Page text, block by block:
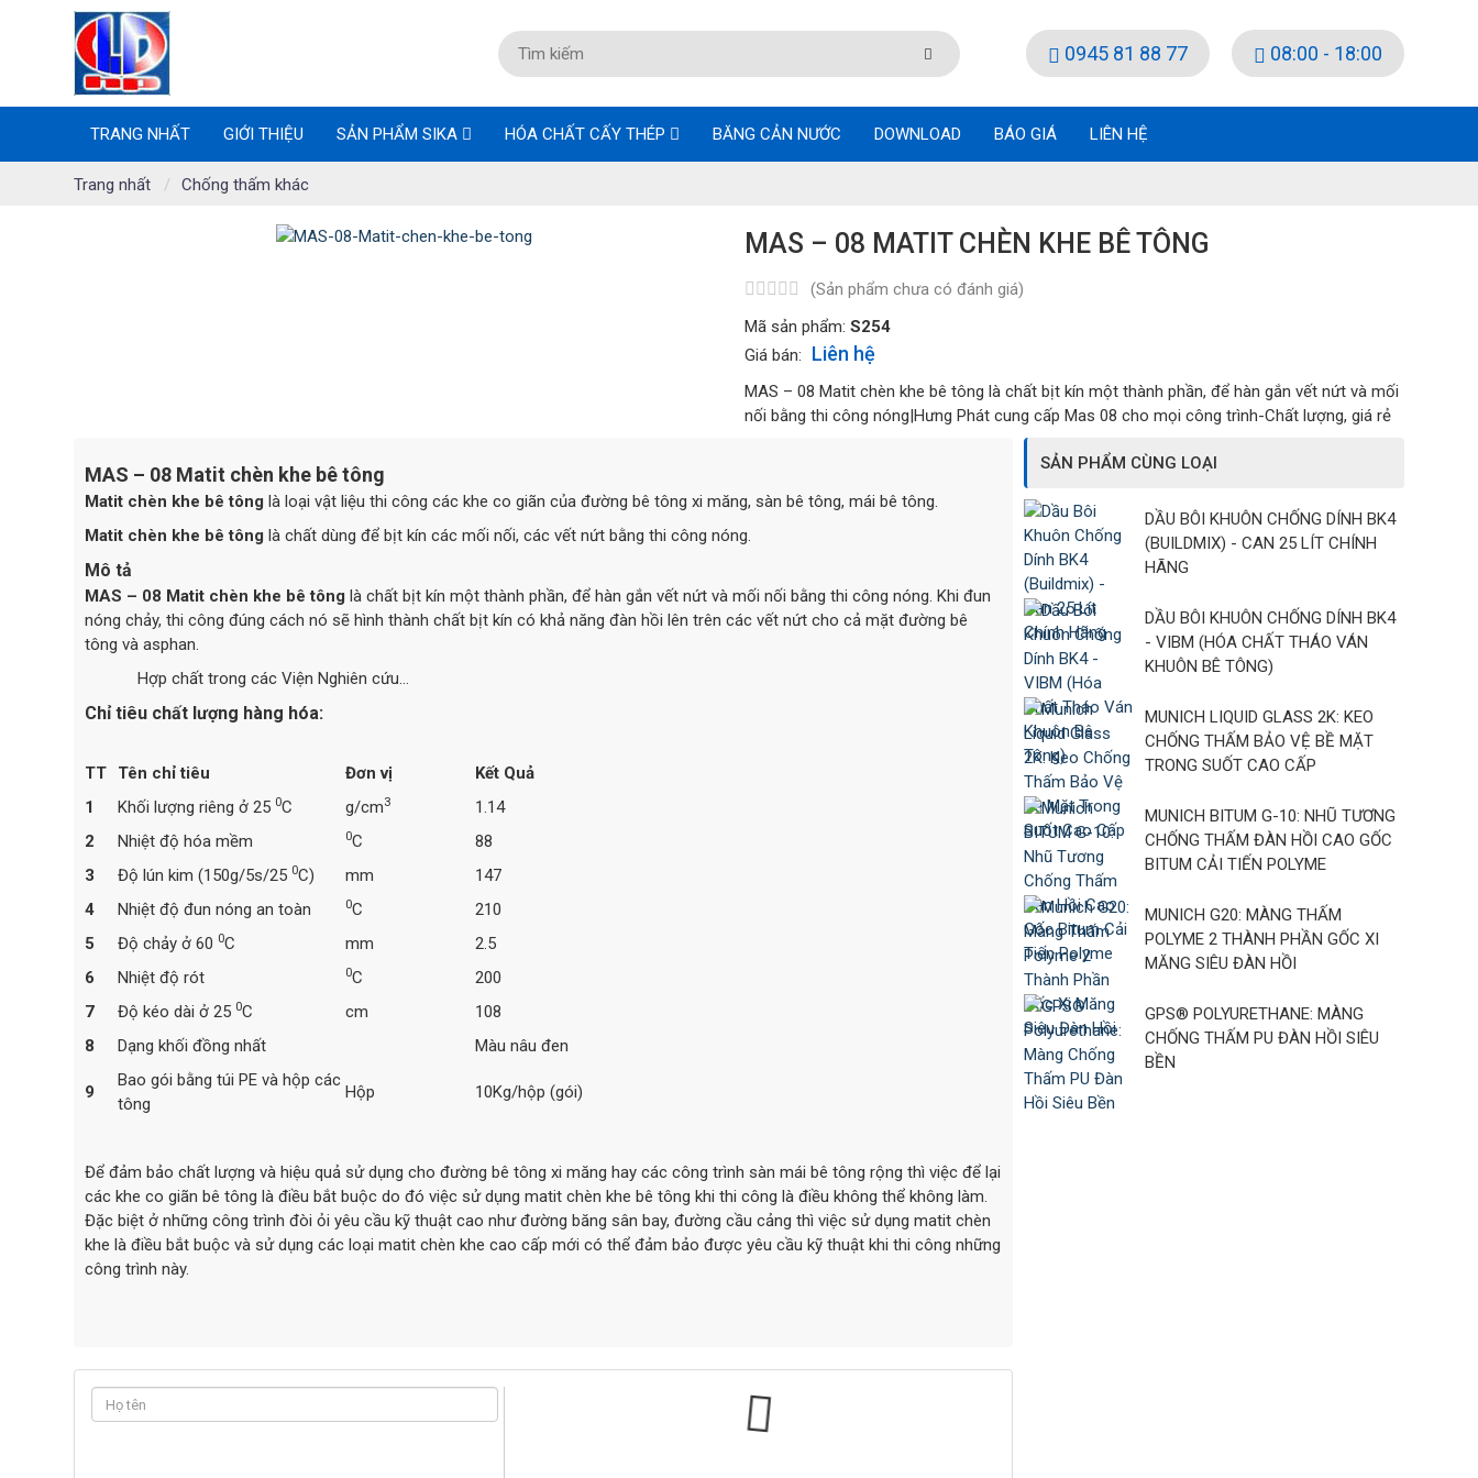
0945 81 88 77 08:00 - 18:00
TRANG NHẤT GIỚI THIỆU SẢN PHẨM SIKA HÓA CHẤT CẤY THÉP BĂNG CẢN NƯỚC DOWNLOAD BÁO GIÁ LIÊN HỆ
Trang nhất Chống thấm khác
MAS – 08 MATIT CHÈN KHE BÊ TÔNG
(Sản phẩm chưa có đánh giá)
Mã sản phẩm: S254
Giá bán:
Liên hệ
MAS – 08 Matit chèn khe bê tông là chất bịt kín một thành phần, để hàn gắn vết nứt và mối
nối bằng thi công nóng|Hưng Phát cung cấp Mas 08 cho mọi công trình-Chất lượng, giá rẻ
MAS – 08 Matit chèn khe bê tông
Matit chèn khe bê tông là loại vật liệu thi công các khe co giãn của đường bê tông xi măng, sàn bê tông, mái bê tông.
Matit chèn khe bê tông là chất dùng để bịt kín các mối nối, các vết nứt bằng thi công nóng.
Mô tả
MAS – 08 Matit chèn khe bê tông là chất bịt kín một thành phần, để hàn gắn vết nứt và mối nối bằng thi công nóng. Khi đun
nóng chảy, thi công đúng cách nó sẽ hình thành chất bịt kín có khả năng đàn hồi lên trên các vết nứt cho cả mặt đường bê
tông và asphan.
Hợp chất trong các Viện Nghiên cứu…
Chỉ tiêu chất lượng hàng hóa:
TT Tên chỉ tiêu Đơn vị
Kết Quả
1
Khối lượng riêng ở 25 0C g/cm3
1.14
2
Nhiệt độ hóa mềm 0C
88
3
Độ lún kim (150g/5s/25 0C) mm
147
4
Nhiệt độ đun nóng an toàn 0C
210
5
Độ chảy ở 60 0C mm
2.5
6
Nhiệt độ rót 0C
200
7
Độ kéo dài ở 25 0C cm
108
8
Dạng khối đồng nhất Màu nâu đen
9
Bao gói bằng túi PE và hộp các
tông
Hộp 10Kg/hộp (gói)
Để đảm bảo chất lượng và hiệu quả sử dụng cho đường bê tông xi măng hay các công trình sàn mái bê tông rộng thì việc để lại
các khe co giãn bê tông là điều bắt buộc do đó việc sử dụng matit chèn khe bê tông khi thi công là điều không thể không làm.
Đặc biệt ở những công trình đòi ỏi yêu cầu kỹ thuật cao như đường băng sân bay, đường cầu cảng thì việc sử dụng matit chèn
khe là điều bắt buộc và sử dụng các loại matit chèn khe cao cấp mới có thể đảm bảo được yêu cầu kỹ thuật khi thi công những
công trình này.
SẢN PHẨM CÙNG LOẠI
DẦU BÔI KHUÔN CHỐNG DÍNH BK4
(BUILDMIX) - CAN 25 LÍT CHÍNH
HÃNG
DẦU BÔI KHUÔN CHỐNG DÍNH BK4
- VIBM (HÓA CHẤT THÁO VÁN
KHUÔN BÊ TÔNG)
MUNICH LIQUID GLASS 2K: KEO
CHỐNG THẤM BẢO VỆ BỀ MẶT
TRONG SUỐT CAO CẤP
MUNICH BITUM G-10: NHŨ TƯƠNG
CHỐNG THẤM ĐÀN HỒI CAO GỐC
BITUM CẢI TIẾN POLYME
MUNICH G20: MÀNG THẤM
POLYME 2 THÀNH PHẦN GỐC XI
MĂNG SIÊU ĐÀN HỒI
GPS® POLYURETHANE: MÀNG
CHỐNG THẤM PU ĐÀN HỒI SIÊU
BỀN